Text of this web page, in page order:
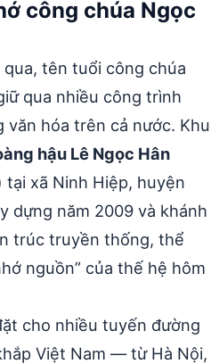
công chúa Ngọc
tên tuổi công chúa
qua nhiều công trình
hóa trên cả nước. Khu
hậu Lê Ngọc Hân
xã Ninh Hiệp, huyện
dựng năm 2009 và khánh
trúc truyền thống, thể
nguồn” của thế hệ hôm
cho nhiều tuyến đường
Việt Nam — từ Hà Nội,